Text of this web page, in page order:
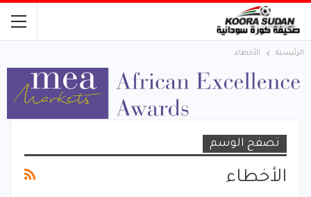
الرئيسية الأخطاء
تصفح الوسم
الأخطاء